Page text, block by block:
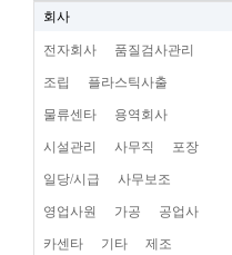
회사
전자회사 품질검사관리
조립 플라스틱사출
물류센타 용역회사
시설관리 사무직 포장
일당/시급 사무보조
영업사원 가공 공업사
카센타 기타 제조